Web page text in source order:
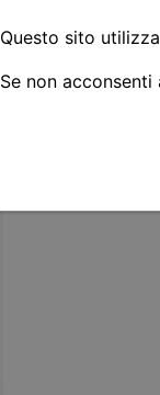
Questo sito
Se non